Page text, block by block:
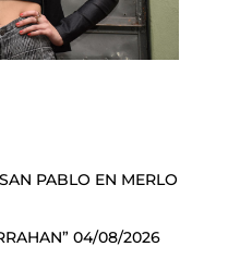
PABLO EN MERLO
04/08/2026